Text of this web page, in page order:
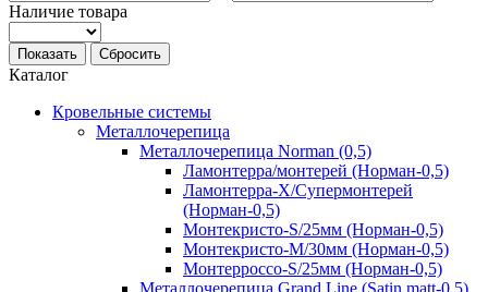
Наличие товара
Показать Сбросить
Каталог
Кровельные системы
Металлочерепица
Металлочерепица Norman (0,5)
Ламонтерра/монтерей (Норман-0,5)
Ламонтерра-Х/Супермонтерей
(Норман-0,5)
Монтекристо-S/25мм (Норман-0,5)
Монтекристо-M/30мм (Норман-0,5)
Монтерроссо-S/25мм (Норман-0,5)
Металлочерепица Grand Line (Satin matt-0.5)